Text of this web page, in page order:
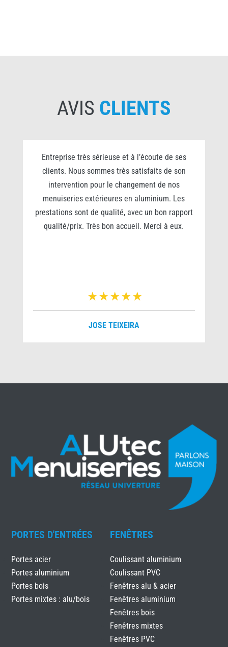
AVIS CLIENTS
Entreprise très sérieuse et à l’écoute de ses
clients. Nous sommes très satisfaits de son
intervention pour le changement de nos
menuiseries extérieures en aluminium. Les
prestations sont de qualité, avec un bon rapport
qualité/prix. Très bon accueil. Merci à eux.
JOSE TEIXEIRA
PORTES D'ENTRÉES
Portes acier
Portes aluminium
Portes bois
Portes mixtes : alu/bois
FENÊTRES
Coulissant aluminium
Coulissant PVC
Fenêtres alu & acier
Fenêtres aluminium
Fenêtres bois
Fenêtres mixtes
Fenêtres PVC